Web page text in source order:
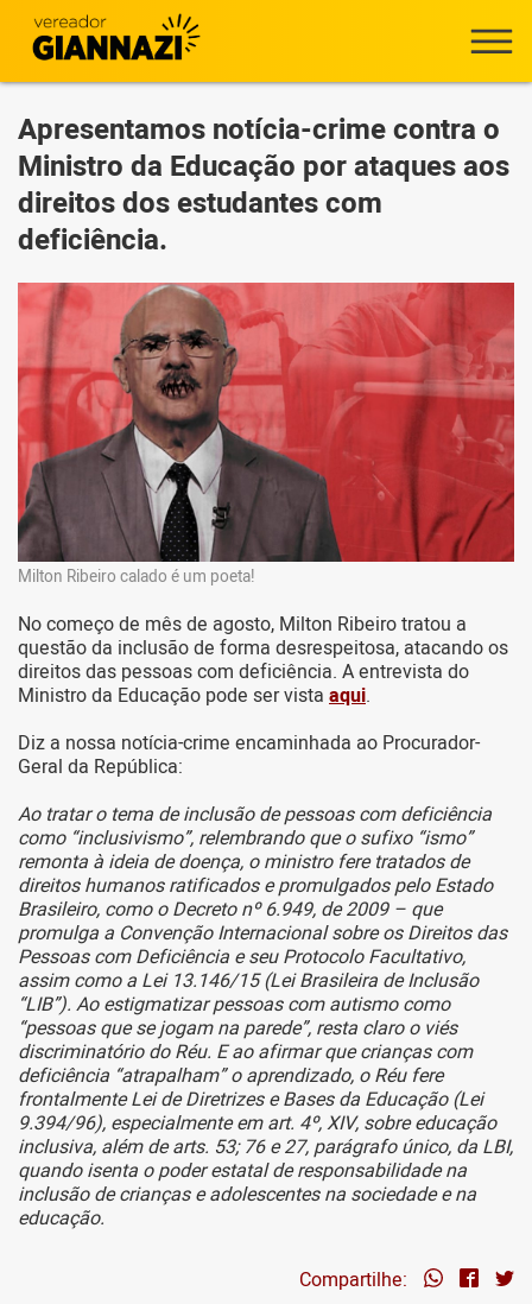
Apresentamos notícia-crime contra o
Ministro da Educação por ataques aos
direitos dos estudantes com
deficiência.
Milton Ribeiro calado é um poeta!
No começo de mês de agosto, Milton Ribeiro tratou a
questão da inclusão de forma desrespeitosa, atacando os
direitos das pessoas com deficiência. A entrevista do
Ministro da Educação pode ser vista aqui.
Diz a nossa notícia-crime encaminhada ao Procurador-
Geral da República:
Ao tratar o tema de inclusão de pessoas com deficiência
como “inclusivismo”, relembrando que o sufixo “ismo”
remonta à ideia de doença, o ministro fere tratados de
direitos humanos ratificados e promulgados pelo Estado
Brasileiro, como o Decreto nº 6.949, de 2009 – que
promulga a Convenção Internacional sobre os Direitos das
Pessoas com Deficiência e seu Protocolo Facultativo,
assim como a Lei 13.146/15 (Lei Brasileira de Inclusão
“LIB”). Ao estigmatizar pessoas com autismo como
“pessoas que se jogam na parede”, resta claro o viés
discriminatório do Réu. E ao afirmar que crianças com
deficiência “atrapalham” o aprendizado, o Réu fere
frontalmente Lei de Diretrizes e Bases da Educação (Lei
9.394/96), especialmente em art. 4º, XIV, sobre educação
inclusiva, além de arts. 53; 76 e 27, parágrafo único, da LBI,
quando isenta o poder estatal de responsabilidade na
inclusão de crianças e adolescentes na sociedade e na
educação.
Compartilhe: